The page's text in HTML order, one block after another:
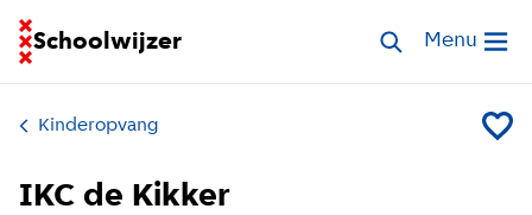
Schoolwijzer
Ga naar homepage van SchoolwijzerZoek opvang
Open
Menu
Kinderopvang Voeg
IKC de Kikker